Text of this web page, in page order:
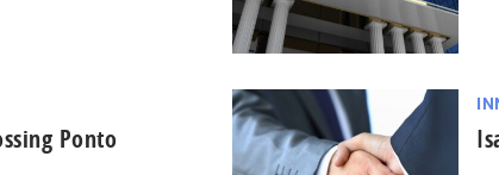
Ponto